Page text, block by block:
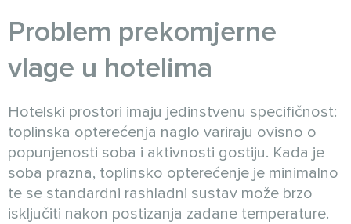
Problem prekomjerne
vlage u hotelima
Hotelski prostori imaju jedinstvenu specifičnost:
toplinska opterećenja naglo variraju ovisno o
popunjenosti soba i aktivnosti gostiju. Kada je
soba prazna, toplinsko opterećenje je minimalno
te se standardni rashladni sustav može brzo
isključiti nakon postizanja zadane temperature.